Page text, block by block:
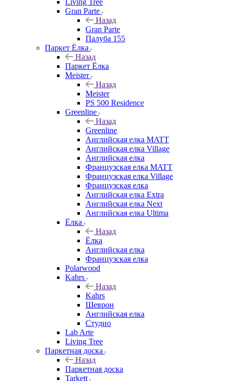
Living Tree
Gran Parte
Назад
Gran Parte
Палуба 155
Паркет Ёлка
Назад
Паркет Ёлка
Meister
Назад
Meister
PS 500 Residence
Greenline
Назад
Greenline
Английская елка MATT
Английская елка Village
Английская елка
Французская елка MATT
Французская елка Village
Французская елка
Английская елка Extra
Английская елка Next
Английская елка Ultima
Ёлка
Назад
Ёлка
Английская елка
Французская елка
Polarwood
Kahrs
Назад
Kahrs
Шеврон
Английская елка
Студио
Lab Arte
Living Tree
Паркетная доска
Назад
Паркетная доска
Tarkett